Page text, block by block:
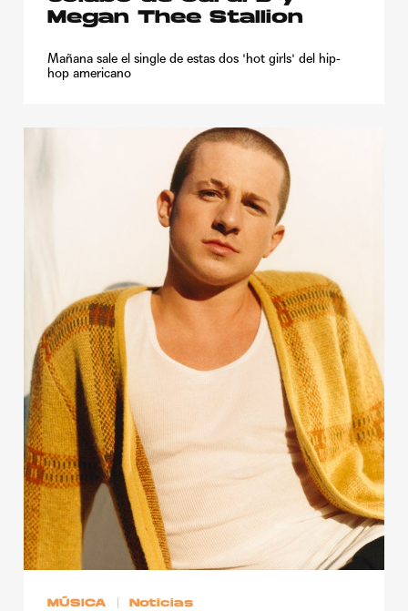
Megan Thee Stallion
Mañana sale el single de estas dos 'hot girls' del hip-
hop americano
MÚSICA Noticias